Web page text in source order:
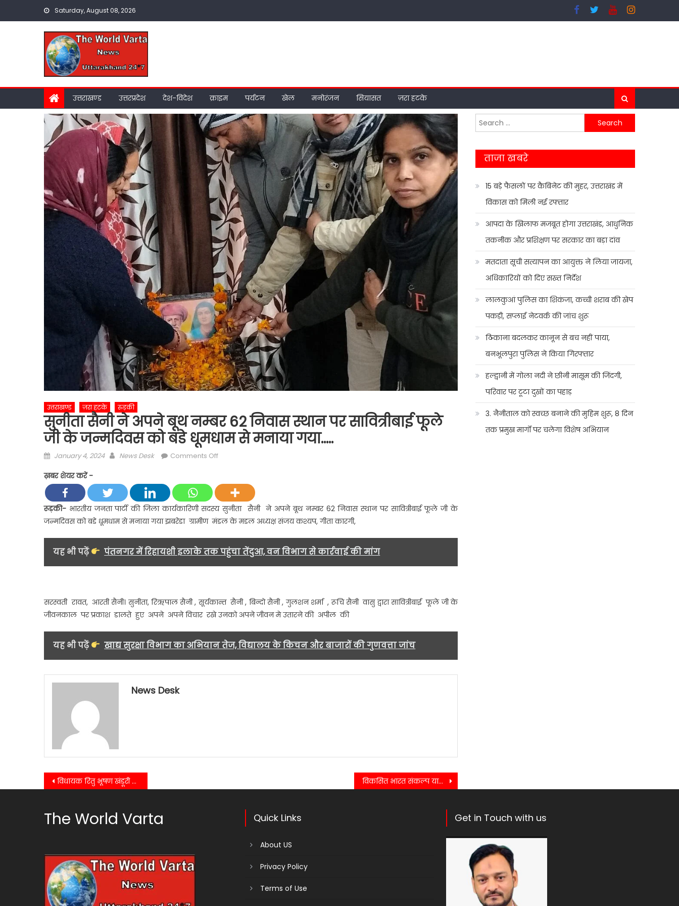
Saturday, August 08, 2026
उत्तराखण्ड उत्तरप्रदेश देश-विदेश क्राइम पर्यटन खेल मनोरंजन सियासत ज़रा हटके
उत्तराखण्ड ज़रा हटके रुड़की
सुनीता सैनी ने अपने बूथ नम्बर 62 निवास स्थान पर सावित्रीबाई फूले
जी के जन्मदिवस को बडे धूमधाम से मनाया गया…..
Posted
January 4, 2024 Author
News Desk Comments Offon
अपने
बूथ
नम्बर
62
निवास
स्थान
जी
के
को
बडे
से
ख़बर शेयर करें -
रूड़की- भारतीय जनता पार्टी की जिला कार्यकारिणी सदस्य सुनीता सैनी ने अपने बूथ नम्बर 62 निवास स्थान पर सावित्रीबाई फूले जी के
जन्मदिवस को बडे धूमधाम से मनाया गया झबरेडा ग्रामीण मंडल के मडल अध्यक्ष संजय कश्यप, गीता कारगी,
यह भी पढ़ें पंतनगर में रिहायशी इलाके तक पहुंचा तेंदुआ, वन विभाग से कार्रवाई की मांग
सरस्वती रावत, आरती सैनी। सुनीता, रिऋपाल सैनी , सूर्यकान्त सैनी , बिन्दो सैनी , गुलशन शर्मा , रूचि सैनी वासु द्वारा सावित्रीबाई फूले जी के
जीवनकाल पर प्रकाश डालते हुए अपने अपने विचार रखे उनको अपने जीवन मे उतारने की अपील की
यह भी पढ़ें खाद्य सुरक्षा विभाग का अभियान तेज, विद्यालय के किचन और बाजारों की गुणवत्ता जांच
News Desk
Post
विधायक रितु भूषण खंडूरी द्वारा ऐतिहासिक गढ़वाल फुटबॉल कप का उद्घाटन किया गया….. विकसित भारत संकल्प यात्रा के अंतर्गत नगर निगम कोटद्वार क्षेत्र में पांच कैंप लगाए जाने सुनिश्चित किए गए….
Search
for:
ताजा खबरे
15 बड़े फैसलों पर कैबिनेट की मुहर, उत्तराखंड में
विकास को मिली नई रफ्तार
आपदा के खिलाफ मजबूत होगा उत्तराखंड, आधुनिक
तकनीक और प्रशिक्षण पर सरकार का बड़ा दांव
मतदाता सूची सत्यापन का आयुक्त ने लिया जायजा,
अधिकारियों को दिए सख्त निर्देश
लालकुआं पुलिस का शिकंजा, कच्ची शराब की खेप
पकड़ी, सप्लाई नेटवर्क की जांच शुरू
ठिकाना बदलकर कानून से बच नहीं पाया,
बनभूलपुरा पुलिस ने किया गिरफ्तार
हल्द्वानी में गोला नदी ने छीनी मासूम की जिंदगी,
परिवार पर टूटा दुखों का पहाड़
3. नैनीताल को स्वच्छ बनाने की मुहिम शुरू, 8 दिन
तक प्रमुख मार्गों पर चलेगा विशेष अभियान
The World Varta Quick Links
About US
Privacy Policy
Terms of Use
Get in Touch with us